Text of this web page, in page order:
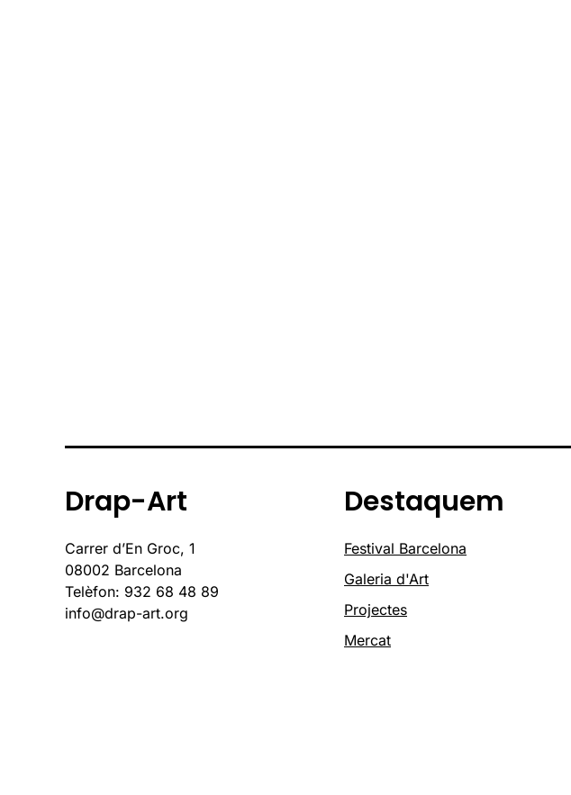
Drap-Art
Carrer d’En Groc, 1
08002 Barcelona
Telèfon: 932 68 48 89
info@drap-art.org
Destaquem
Festival Barcelona
Galeria d'Art
Projectes
Mercat